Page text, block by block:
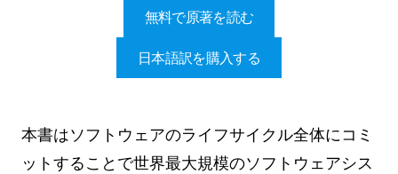
無料で原著を読む
日本語訳を購入する
本書はソフトウェアのライフサイクル全体にコミ
ットすることで世界最大規模のソフトウェアシス